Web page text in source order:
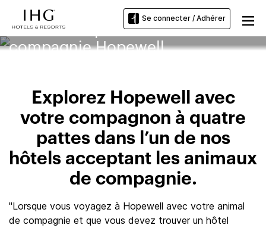
Se connecter / Adhérer
Hôtels acceptant les animaux de
compagnie Hopewell
Explorez Hopewell avec
votre compagnon à quatre
pattes dans l’un de nos
hôtels acceptant les animaux
de compagnie.
"Lorsque vous voyagez à Hopewell avec votre animal
de compagnie et que vous devez trouver un hôtel